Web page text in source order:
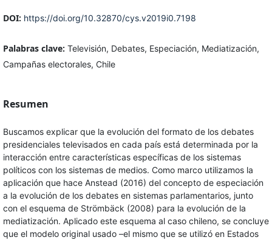
DOI: https://doi.org/10.32870/cys.v2019i0.7198
Palabras clave: Televisión, Debates, Especiación, Mediatización,
Campañas electorales, Chile
Resumen
Buscamos explicar que la evolución del formato de los debates
presidenciales televisados en cada país está determinada por la
interacción entre características específicas de los sistemas
políticos con los sistemas de medios. Como marco utilizamos la
aplicación que hace Anstead (2016) del concepto de especiación
a la evolución de los debates en sistemas parlamentarios, junto
con el esquema de Strömbäck (2008) para la evolución de la
mediatización. Aplicado este esquema al caso chileno, se concluye
que el modelo original usado –el mismo que se utilizó en Estados